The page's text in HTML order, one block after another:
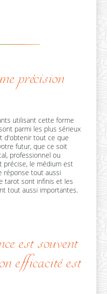
précision
utilisant cette forme
parmi les plus sérieux
d'obtenir tout ce que
futur, que ce soit
professionnel ou
précise, le médium est
réponse tout aussi
tarot sont infinis et les
tout aussi importantes.
est souvent
efficacité est